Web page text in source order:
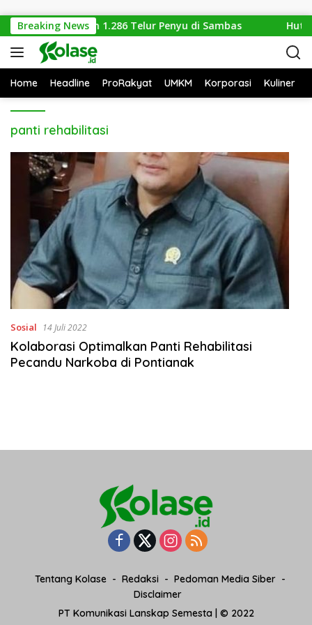
Breaking News
Amankan 1.286 Telur Penyu di Sambas
Home Headline ProRakyat UMKM Korporasi Kuliner
panti rehabilitasi
Sosial 14 Juli 2022
Kolaborasi Optimalkan Panti Rehabilitasi
Pecandu Narkoba di Pontianak
Tentang Kolase Redaksi
Pedoman Media Siber
Disclaimer
PT Komunikasi Lanskap Semesta | © 2022